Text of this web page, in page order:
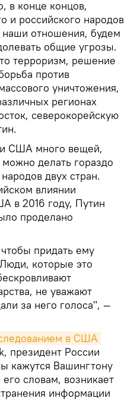
в конце концов,
и российского народов
отношения, будем
общие угрозы.
терроризм, решение
против
уничтожения,
регионах
северокорейскую
и США много вещей,
делать гораздо
двух стран.
влиянии
в 2016 году, Путин
проделано
придать ему
которые это
не уважают
за него голоса", —
в США
президент России
кажутся Вашингтону
словам, возникает
информации